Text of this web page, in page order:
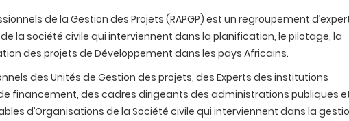
de la Gestion des Projets (RAPGP) est un regroupement
la société civile qui interviennent dans la planification, le pilotage, la
des projets de Développement dans les pays Africains.
des Unités de Gestion des projets, des Experts des institutions
financement, des cadres dirigeants des administrations publiques
d’Organisations de la Société civile qui interviennent dans la